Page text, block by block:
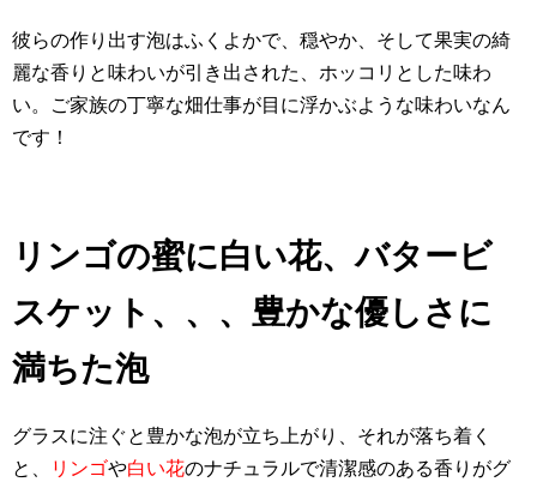
彼らの作り出す泡はふくよかで、穏やか、そして果実の綺
麗な香りと味わいが引き出された、ホッコリとした味わ
い。
ご家族の丁寧な畑仕事が目に浮かぶような味わいなん
です！
リンゴの蜜に白い花、バタービ
スケット、、、豊かな優しさに
満ちた泡
グラスに注ぐと豊かな泡が立ち上がり、それが落ち着く
と、
リンゴや白い花のナチュラルで清潔感のある香りがグ